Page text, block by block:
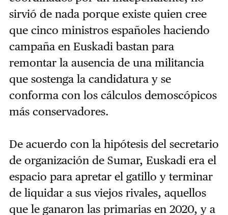
sirvió de nada porque existequien cree
que cinco ministros españoles haciendo
campaña en Euskadi bastan para
remontar la ausencia de una militancia
que sostenga la candidatura y se
conforma con los cálculos demoscópicos
más conservadores.
De acuerdo con la hipótesis del secretario
de organización de Sumar, Euskadi era el
espacio para apretar el gatillo y terminar
de liquidar a sus viejos rivales, aquellos
que le ganaron las primarias en 2020, y a